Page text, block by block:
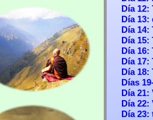
Día 12:
Día 13:
Día 14:
Día 15:
Día 16:
Día17:
Día 18:
Días
Día21:
Día 22:
Día 23: